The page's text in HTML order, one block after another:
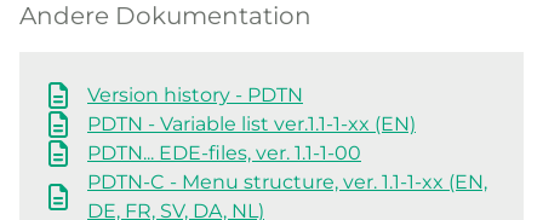
Andere Dokumentation
Version history - PDTN
PDTN - Variable list ver.1.1-1-xx (EN)
PDTN... EDE-files, ver. 1.1-1-00
PDTN-C - Menu structure, ver. 1.1-1-xx (EN,
DE, FR, SV, DA, NL)